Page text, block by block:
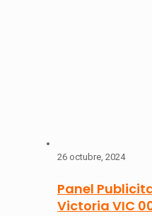
26 octubre, 2024
Panel
Victoria VIC